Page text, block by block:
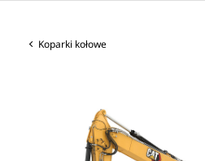
Koparki kołowe